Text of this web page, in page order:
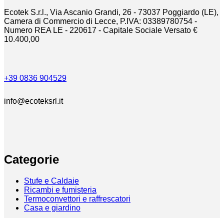
prodotto
Ecotek S.r.l., Via Ascanio Grandi, 26 - 73037 Poggiardo (LE),
Camera di Commercio di Lecce, P.IVA: 03389780754 -
Numero REA LE - 220617 - Capitale Sociale Versato €
10.400,00
+39 0836 904529
info@ecoteksrl.it
Categorie
Stufe e Caldaie
Ricambi e fumisteria
Termoconvettori e raffrescatori
Casa e giardino